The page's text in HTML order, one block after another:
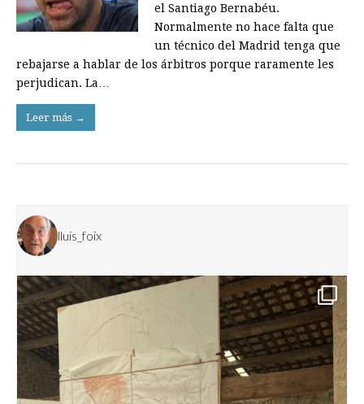
el Santiago Bernabéu.
Normalmente no hace falta que
un técnico del Madrid tenga que
rebajarse a hablar de los árbitros porque raramente les
perjudican. La…
Leer más →
lluis_foix